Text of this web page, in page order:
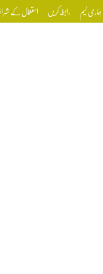
ہماری ٹیم رابطہ کریں استعمال کے